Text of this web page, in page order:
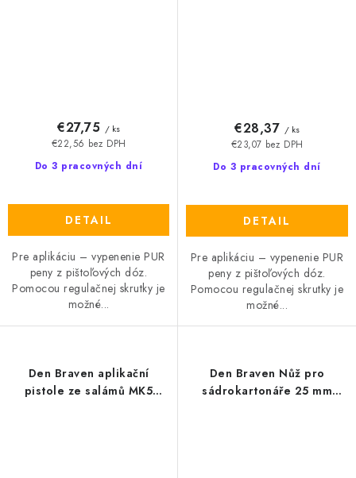
Do 3 pracovných dní
€22,56 bez DPH
€27,75 / ks
DETAIL
Pre aplikáciu – vypenenie PUR
peny z pištoľových dóz.
Pomocou regulačnej skrutky je
možné...
Do 3 pracovných dní
€23,07 bez DPH
€28,37 / ks
DETAIL
Pre aplikáciu – vypenenie PUR
peny z pištoľových dóz.
Pomocou regulačnej skrutky je
možné...
Den Braven aplikační
pistole ze salámů MK5
Den Braven Nůž pro
sádrokartonáře 25 mm